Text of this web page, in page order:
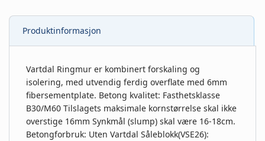
Produktinformasjon
Vartdal Ringmur er kombinert forskaling og
isolering, med utvendig ferdig overflate med 6mm
fibersementplate. Betong kvalitet: Fasthetsklasse
B30/M60 Tilslagets maksimale kornstørrelse skal ikke
overstige 16mm Synkmål (slump) skal være 16-18cm.
Betongforbruk: Uten Vartdal Såleblokk(VSE26):